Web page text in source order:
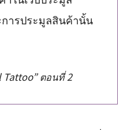
ารประมูลสินค้านั้น
Tattoo” ตอนที่ 2